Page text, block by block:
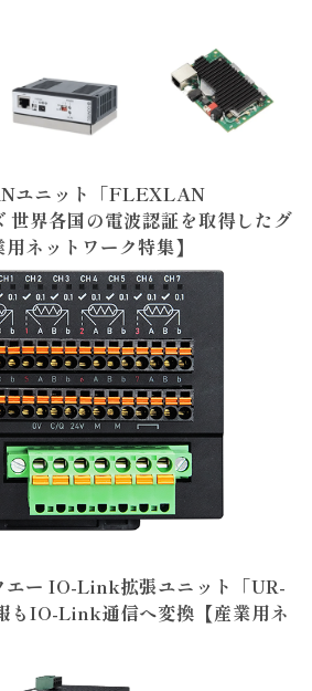
ユニット「FLEXLAN
界各国の電波認証を取得したグ
ネットワーク特集】
エー IO-Link拡張ユニット「UR-
もIO-Link通信へ変換【産業用ネ